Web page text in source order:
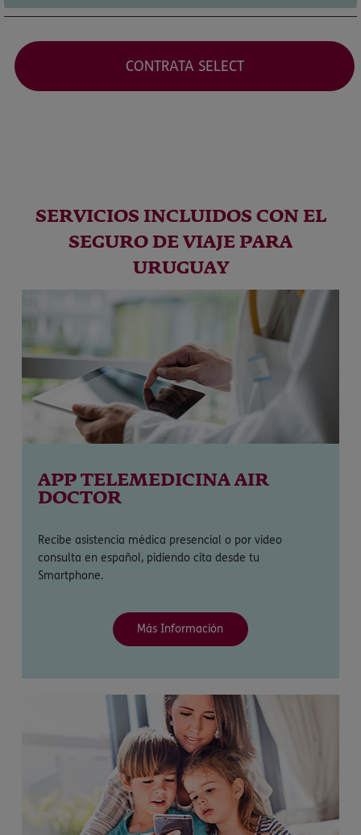
CONTRATA SELECT
SERVICIOS INCLUIDOS CON EL
SEGURO DE VIAJE PARA
URUGUAY
APP TELEMEDICINA AIR
DOCTOR
Recibe asistencia médica presencial o por video
consulta en español, pidiendo cita desde tu
Smartphone.
Más Información